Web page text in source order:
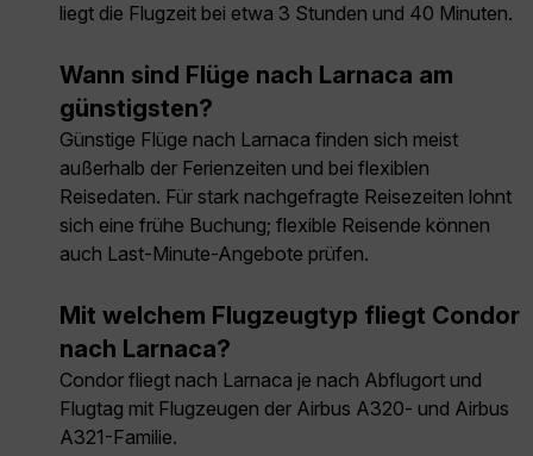
liegt die Flugzeit bei etwa 3 Stunden und 40 Minuten.
Wann sind Flüge nach Larnaca am
günstigsten?
Günstige Flüge nach Larnaca finden sich meist
außerhalb der Ferienzeiten und bei flexiblen
Reisedaten. Für stark nachgefragte Reisezeiten lohnt
sich eine frühe Buchung; flexible Reisende können
auch Last-Minute-Angebote prüfen.
Mit welchem Flugzeugtyp fliegt Condor
nach Larnaca?
Condor fliegt nach Larnaca je nach Abflugort und
Flugtag mit Flugzeugen der Airbus A320- und Airbus
A321-Familie.